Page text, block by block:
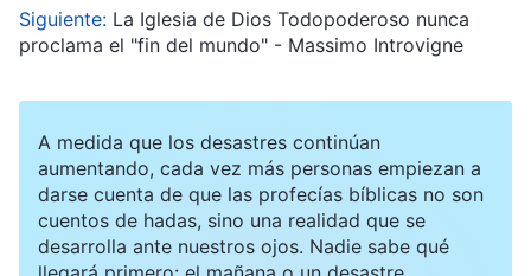
Siguiente: La Iglesia de Dios Todopoderoso nunca
proclama el "fin del mundo" - Massimo Introvigne
A medida que los desastres continúan
aumentando, cada vez más personas empiezan a
darse cuenta de que las profecías bíblicas no son
cuentos de hadas, sino una realidad que se
desarrolla ante nuestros ojos. Nadie sabe qué